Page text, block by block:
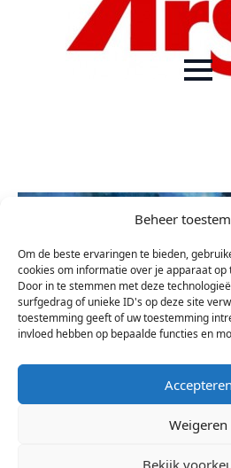
Beheer
Om de beste ervaringen te bieden,
cookies om informatie over je apparaat
Door in te stemmen met deze
surfgedrag of unieke ID's op deze site
toestemming geeft of uw toestemming
invloed hebben op bepaalde functies en
Accepteren
Weigeren
Bekijk